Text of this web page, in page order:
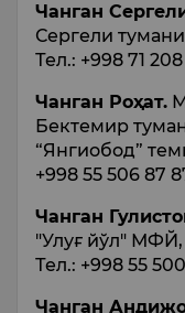
Чанган
Сергели
Тел.: +998 71
Чанган Роҳат.
Бектемир
“Янгиобод”
+998 55 506 87
Чанган
"Улуғ йўл" МФЙ,
Тел.: +998 55
Чанган